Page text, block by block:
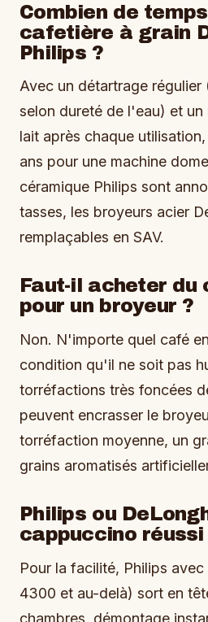
Combien de
cafetière à grain
Philips ?
Avec un détartrage régulier
selon dureté de l'eau) et
lait après chaque
ans pour une machine
céramique Philips sont
tasses, les broyeurs acier
remplaçables en SAV.
Faut-il acheter du
pour un broyeur ?
Non. N'importe quel café
condition qu'il ne soit pas
torréfactions très foncées
peuvent encrasser le
torréfaction moyenne, un
grains aromatisés
Philips ou
cappuccino réussi
Pour la facilité, Philips
4300 et au-delà) sort en
chambres, démontage